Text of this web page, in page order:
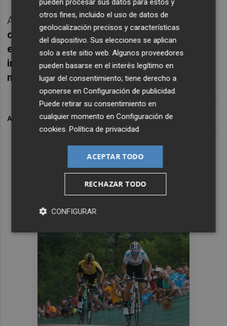
Al primerole impone dos años y medio de
cárcel y el pago de una multa de 48.000
euros, mientras que los otros cuatro
implicados han sido condenados a un año y
medio de prisión y a pagar 21.000 euros
ARCHIVADO EN ETA LÓPEZ ABAD
pueden procesar sus datos para estos y
otros fines, incluido el uso de datos de
geolocalización precisos y características
del dispositivo. Sus elecciones se aplican
solo a este sitio web. Algunos proveedores
pueden basarse en el interés legítimo en
lugar del consentimiento; tiene derecho a
oponerse enConfiguración de publicidad.
Puede retirar su consentimiento en
cualquier momento enConfiguración de
cookies.Política de privacidad
ACEPTAR TODO
RECHAZAR TODO
CONFIGURAR